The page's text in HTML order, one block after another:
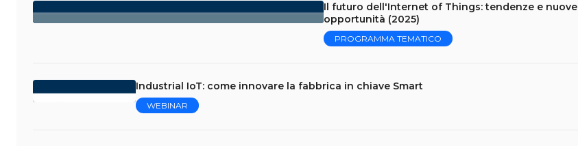
Il futuro dell'Internet of Things: tendenze e nuove
opportunità (2025)
PROGRAMMA TEMATICO
Industrial IoT: come innovare la fabbrica in chiave Smart
WEBINAR